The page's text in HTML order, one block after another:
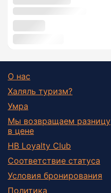
О нас
Халяль туризм?
Умра
Мы возвращаем разницу
в цене
HB Loyalty Club
Соответствие статуса
Условия бронирования
Политика